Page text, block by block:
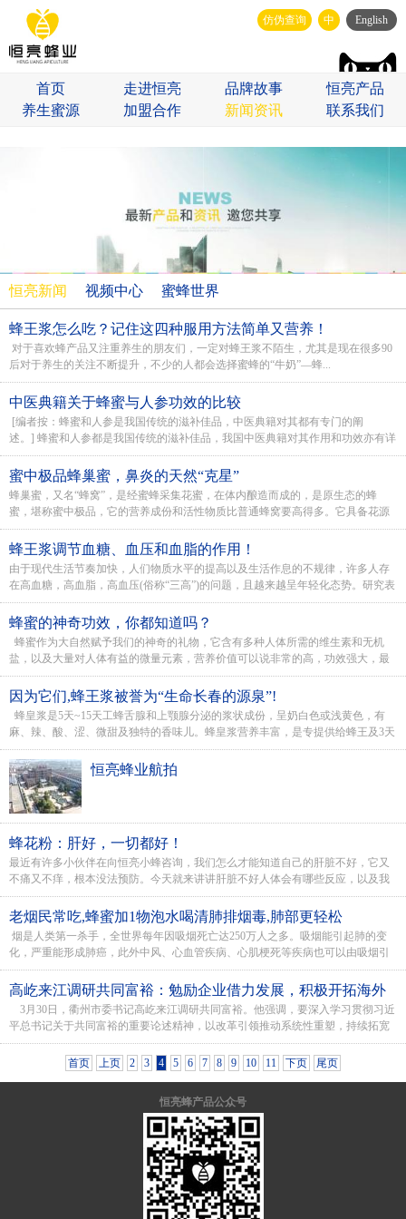
仿伪查询 中 English
首页 走进恒亮 品牌故事
恒亮产品
养生蜜源
加盟合作 新闻资讯 联系我们
恒亮新闻 视频中心 蜜蜂世界
蜂王浆怎么吃？记住这四种服用方法简单又营养！
对于喜欢蜂产品又注重养生的朋友们，一定对蜂王浆不陌生，尤其是现在很多90
后对于养生的关注不断提升，不少的人都会选择蜜蜂的“牛奶”—蜂...
中医典籍关于蜂蜜与人参功效的比较
[编者按：蜂蜜和人参是我国传统的滋补佳品，中医典籍对其都有专门的阐
述。] 蜂蜜和人参都是我国传统的滋补佳品，我国中医典籍对其作用和功效亦有详
细的描述。台湾蜜蜂...
蜜中极品蜂巢蜜，鼻炎的天然“克星”
蜂巢蜜，又名“蜂窝”，是经蜜蜂采集花蜜，在体内酿造而成的，是原生态的蜂
蜜，堪称蜜中极品，它的营养成份和活性物质比普通蜂窝要高得多。它具备花源
的芬香、醇馥鲜美...
蜂王浆调节血糖、血压和血脂的作用！
由于现代生活节奏加快，人们物质水平的提高以及生活作息的不规律，许多人存
在高血糖，高血脂，高血压(俗称“三高”)的问题，且越来越呈年轻化态势。研究表
明蜂王浆作...
蜂蜜的神奇功效，你都知道吗？
蜂蜜作为大自然赋予我们的神奇的礼物，它含有多种人体所需的维生素和无机
盐，以及大量对人体有益的微量元素，营养价值可以说非常的高，功效强大，最
关键的是蜂蜜价格和...
因为它们,蜂王浆被誉为“生命长春的源泉”!
蜂皇浆是5天~15天工蜂舌腺和上颚腺分泌的浆状成份，呈奶白色或浅黄色，有
麻、辣、酸、涩、微甜及独特的香味儿。蜂皇浆营养丰富，是专提供给蜂王及3天
幼蜂的食材。...
恒亮蜂业航拍
蜂花粉：肝好，一切都好！
最近有许多小伙伴在向恒亮小蜂咨询，我们怎么才能知道自己的肝脏不好，它又
不痛又不痒，根本没法预防。今天就来讲讲肝脏不好人体会有哪些反应，以及我
们该如何保护自己的肝脏。肝好，一切都好！...
老烟民常吃,蜂蜜加1物泡水喝清肺排烟毒,肺部更轻松
烟是人类第一杀手，全世界每年因吸烟死亡达250万人之多。吸烟能引起肺的变
化，严重能形成肺癌，此外中风、心血管疾病、心肌梗死等疾病也可以由吸烟引
起，并且加重。好吧，其实小...
高屹来江调研共同富裕：勉励企业借力发展，积极开拓海外
市场，以品牌吸引力激发竞争力，加大力度探索和推广“龙头
企业+合作社+农户”共富机制。
3月30日，衢州市委书记高屹来江调研共同富裕。他强调，要深入学习贯彻习近
平总书记关于共同富裕的重要论述精神，以改革引领推动系统性重塑，持续拓宽
百姓增收渠道，不断优化公共服务供给，...
首页
上页 2 3 4 5 6 7 8 9 10 11 下页 尾页
恒亮蜂产品公众号